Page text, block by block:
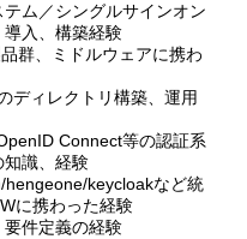
テム／シングルサインオン
入、構築経験
群、ミドルウェアに携わ
ディレクトリ構築、運用
Connect等の認証系
知識、経験
hengeone/keycloakなど統
に携わった経験
要件定義の経験